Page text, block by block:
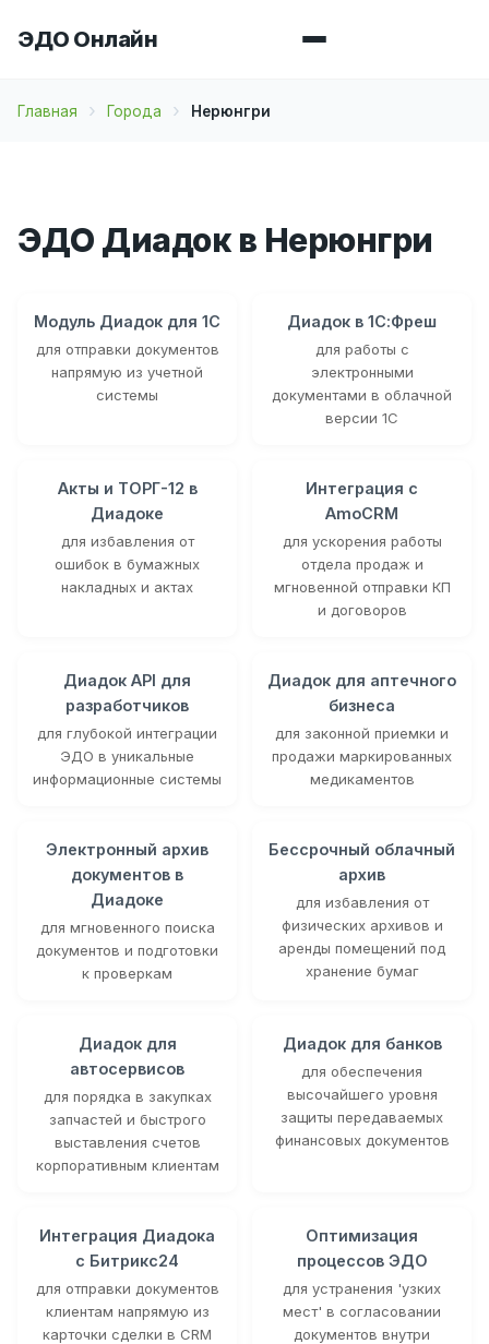
ЭДО Онлайн
Главная Города Нерюнгри
ЭДО Диадок в Нерюнгри
Модуль Диадок для 1С
для отправки документов
напрямую из учетной
системы
Диадок в 1С:Фреш
для работы с
электронными
документами в облачной
версии 1С
Акты и ТОРГ-12 в
Диадоке
для избавления от
ошибок в бумажных
накладных и актах
Интеграция с
AmoCRM
для ускорения работы
отдела продаж и
мгновенной отправки КП
и договоров
Диадок API для
разработчиков
для глубокой интеграции
ЭДО в уникальные
информационные системы
Диадок для аптечного
бизнеса
для законной приемки и
продажи маркированных
медикаментов
Электронный архив
документов в
Диадоке
для мгновенного поиска
документов и подготовки
к проверкам
Бессрочный облачный
архив
для избавления от
физических архивов и
аренды помещений под
хранение бумаг
Диадок для
автосервисов
для порядка в закупках
запчастей и быстрого
выставления счетов
корпоративным клиентам
Диадок для банков
для обеспечения
высочайшего уровня
защиты передаваемых
финансовых документов
Интеграция Диадока
с Битрикс24
для отправки документов
клиентам напрямую из
карточки сделки в CRM
Оптимизация
процессов ЭДО
для устранения 'узких
мест' в согласовании
документов внутри